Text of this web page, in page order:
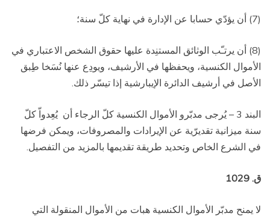
(7) أن يؤدّي حسابا عن الإدارة في نهاية كلّ سنة؛
(8) أن يرتـّب الوثائق المستنِدة عليها حقوق الشخص الاعتباري في
الأموال الكنسية، ويحفظها في الأرشيف، ويودِع عنها نُسَخا طِبق
الأصل في أرشيف الدائرة الإيبارشية إذا تيسّر ذلك.
البند 3 – يُرجى مدبّرو الأموال الكنسية كلّ الرجاء أن
يُعِدواّ كلّ
سنة ميزانية تقديرّية عن الإيرادات والمصروفات، ويمكن فرضها
في الشرع الخاص وتحديد طريقة تقديمها بالمزيد من التفصيل.
ق. 1029
لا يمنح مدبّر الأموال الكنسية هبات من الأموال المنقولة التي